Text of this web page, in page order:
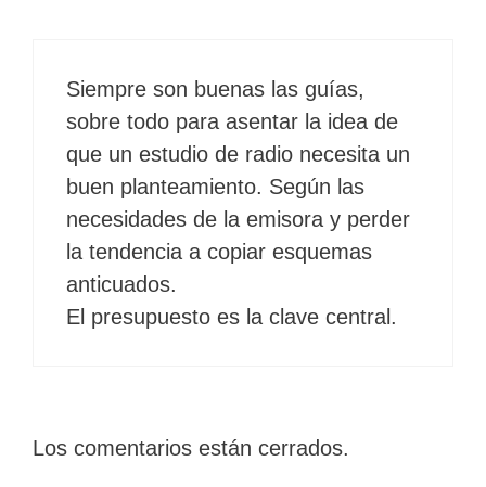
Siempre son buenas las guías,
sobre todo para asentar la idea de
que un estudio de radio necesita un
buen planteamiento. Según las
necesidades de la emisora y perder
la tendencia a copiar esquemas
anticuados.
El presupuesto es la clave central.
Los comentarios están cerrados.